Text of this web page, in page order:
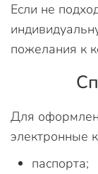
Если не
пожелания к
Для
электронные
паспорта;